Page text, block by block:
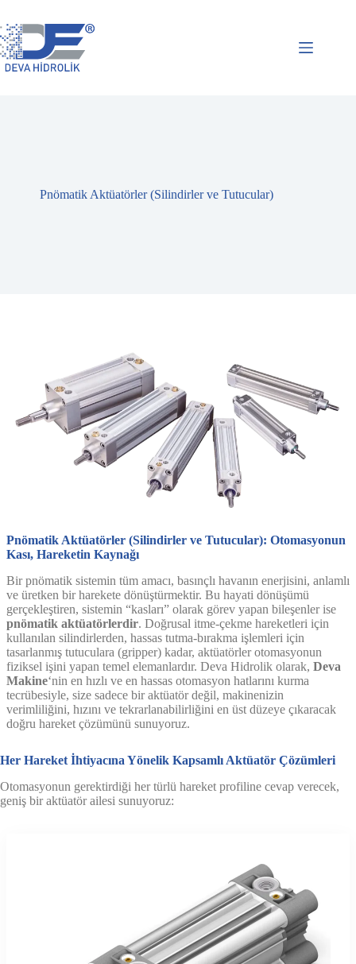
content
Pnömatik Aktüatörler (Silindirler ve Tutucular)
Pnömatik Aktüatörler (Silindirler ve Tutucular): Otomasyonun
Kası, Hareketin Kaynağı
Bir pnömatik sistemin tüm amacı, basınçlı havanın enerjisini, anlamlı
ve üretken bir harekete dönüştürmektir. Bu hayati dönüşümü
gerçekleştiren, sistemin “kasları” olarak görev yapan bileşenler ise
pnömatik aktüatörlerdir. Doğrusal itme-çekme hareketleri için
kullanılan silindirlerden, hassas tutma-bırakma işlemleri için
tasarlanmış tutuculara (gripper) kadar, aktüatörler otomasyonun
fiziksel işini yapan temel elemanlardır. Deva Hidrolik olarak, Deva
Makine‘nin en hızlı ve en hassas otomasyon hatlarını kurma
tecrübesiyle, size sadece bir aktüatör değil, makinenizin
verimliliğini, hızını ve tekrarlanabilirliğini en üst düzeye çıkaracak
doğru hareket çözümünü sunuyoruz.
Her Hareket İhtiyacına Yönelik Kapsamlı Aktüatör Çözümleri
Otomasyonun gerektirdiği her türlü hareket profiline cevap verecek,
geniş bir aktüatör ailesi sunuyoruz: